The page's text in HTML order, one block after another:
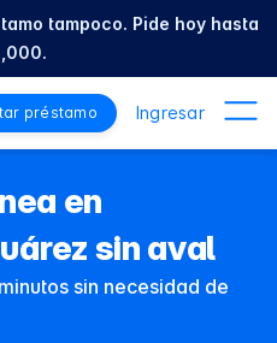
tampoco. Pide hoy hasta
préstamo Ingresar
en
sin aval
sin necesidad de